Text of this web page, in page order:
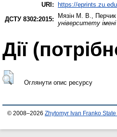
URI: https://
ДСТУ 8302:2015:
Мязін М. В.
університету
Дії
Оглянути опис ресурсу
© 2008–2026 Zhytomyr Ivan Franko